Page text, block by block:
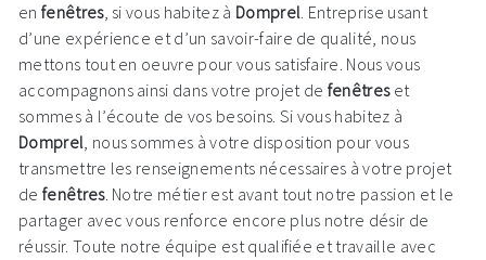
en fenêtres, si vous habitez à Domprel. Entreprise usant
d’une expérience et d’un savoir-faire de qualité, nous
mettons tout en oeuvre pour vous satisfaire. Nous vous
accompagnons ainsi dans votre projet de fenêtreset
sommes à l’écoute de vos besoins. Si vous habitez à
Domprel, nous sommes à votre disposition pour vous
transmettre les renseignements nécessaires à votre projet
de fenêtres. Notre métier est avant tout notre passion et le
partager avec vous renforce encore plus notre désir de
réussir. Toute notre équipe est qualifiée et travaille avec